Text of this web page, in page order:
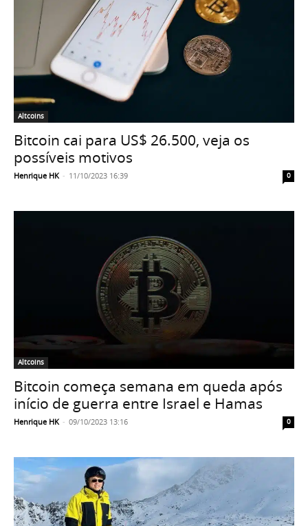
Altcoins
Bitcoin cai para US$ 26.500, veja os
possíveis motivos
Henrique HK - 11/10/2023 16:39 0
Altcoins
Bitcoin começa semana em queda após
início de guerra entre Israel e Hamas
Henrique HK - 09/10/2023 13:16 0